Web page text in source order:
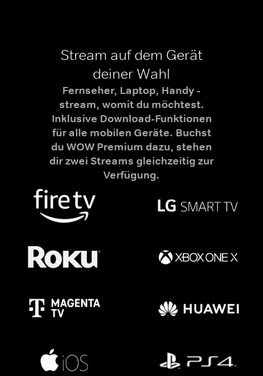
Stream auf dem Gerät
deiner Wahl
Fernseher, Laptop, Handy -
stream, womit du möchtest.
Inklusive Download-Funktionen
für alle mobilen Geräte. Buchst
du WOW Premium dazu, stehen
dir zwei Streams gleichzeitig zur
Verfügung.